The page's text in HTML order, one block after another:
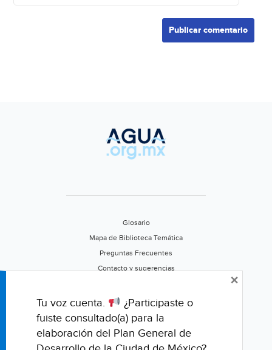
Glosario
Mapa de Biblioteca Temática
Preguntas Frecuentes
Contacto y sugerencias
Califica este portal
Tu voz cuenta.
¿Participaste o
fuiste consultado(a) para la
elaboración del Plan General de
×